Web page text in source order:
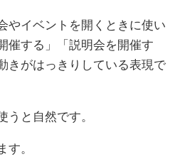
やイベントを開くときに使い
催する」「説明会を開催す
きがはっきりしている表現で
うと自然です。
す。